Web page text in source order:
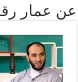
عن عمار